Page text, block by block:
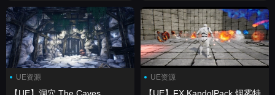
Spring Forest , Autumn Forest
)
UE资源 UE资源